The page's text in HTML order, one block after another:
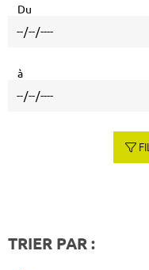
Du
à
TRIER PAR :